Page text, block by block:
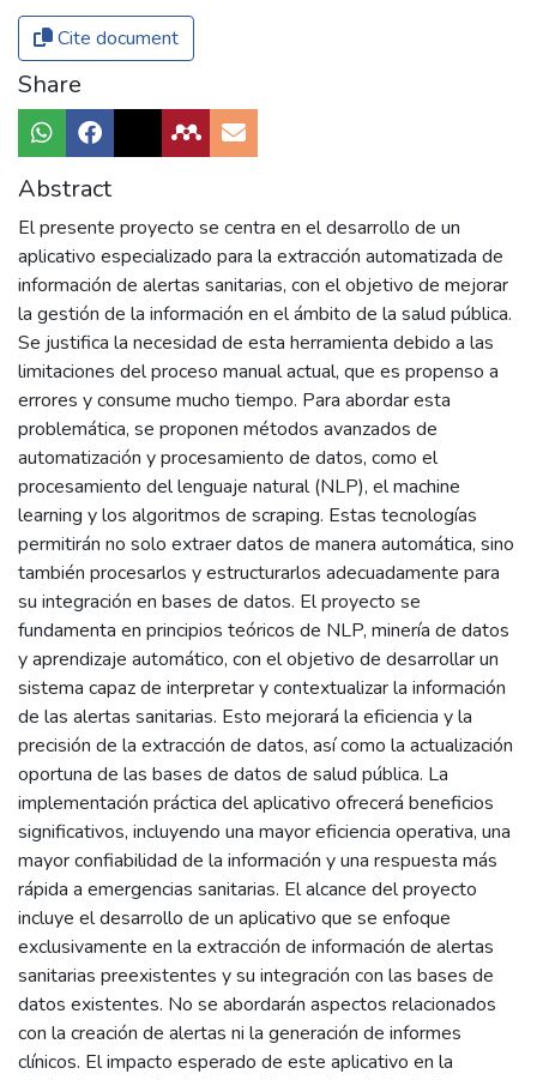
Cite document
Share
Abstract
El presente proyecto se centra en el desarrollo de un
aplicativo especializado para la extracción automatizada de
información de alertas sanitarias, con el objetivo de mejorar
la gestión de la información en el ámbito de la salud pública.
Se justifica la necesidad de esta herramienta debido a las
limitaciones del proceso manual actual, que es propenso a
errores y consume mucho tiempo. Para abordar esta
problemática, se proponen métodos avanzados de
automatización y procesamiento de datos, como el
procesamiento del lenguaje natural (NLP), el machine
learning y los algoritmos de scraping. Estas tecnologías
permitirán no solo extraer datos de manera automática, sino
también procesarlos y estructurarlos adecuadamente para
su integración en bases de datos. El proyecto se
fundamenta en principios teóricos de NLP, minería de datos
y aprendizaje automático, con el objetivo de desarrollar un
sistema capaz de interpretar y contextualizar la información
de las alertas sanitarias. Esto mejorará la eficiencia y la
precisión de la extracción de datos, así como la actualización
oportuna de las bases de datos de salud pública. La
implementación práctica del aplicativo ofrecerá beneficios
significativos, incluyendo una mayor eficiencia operativa, una
mayor confiabilidad de la información y una respuesta más
rápida a emergencias sanitarias. El alcance del proyecto
incluye el desarrollo de un aplicativo que se enfoque
exclusivamente en la extracción de información de alertas
sanitarias preexistentes y su integración con las bases de
datos existentes. No se abordarán aspectos relacionados
con la creación de alertas ni la generación de informes
clínicos. El impacto esperado de este aplicativo en la